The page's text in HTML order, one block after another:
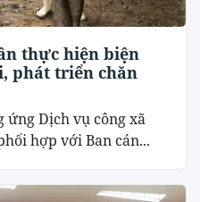
thực hiện biện
phát triển chăn
ứng Dịch vụ công xã
hợp với Ban cán...